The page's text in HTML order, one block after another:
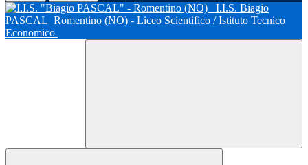
I.I.S. Biagio
PASCAL Romentino (NO) - Liceo Scientifico / Istituto Tecnico
Economico